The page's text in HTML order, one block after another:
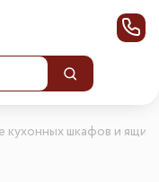
кухонных шкафов и